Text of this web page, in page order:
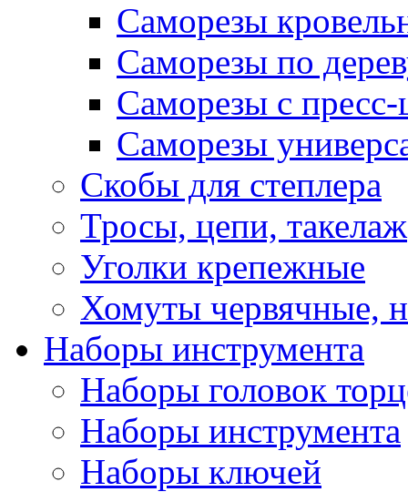
Саморезы
Саморезы по
Саморезы с
Саморезы
Скобы для степлера
Тросы, цепи, такелаж
Уголки крепежные
Хомуты червячные,
Наборы инструмента
Наборы головок
Наборы инструмента
Наборы ключей